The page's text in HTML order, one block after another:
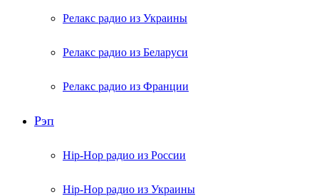
Релакс радио из Украины
Релакс радио из Беларуси
Релакс радио из Франции
Рэп
Hip-Hop радио из России
Hip-Hop радио из Украины